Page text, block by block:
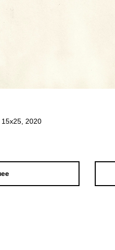
2020